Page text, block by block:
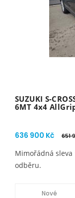
SUZUKI S-
6MT 4x4
636 900 Kč 651
Mimořádná sleva
odběru.
Nové